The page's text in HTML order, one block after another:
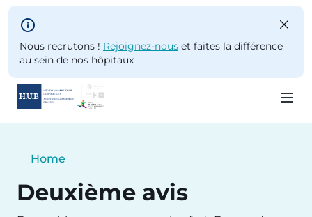
Skip to main content
Nous recrutons ! Rejoignez-nous et faites la différence
au sein de nos hôpitaux
content
Breadcrumb
Home
Deuxième avis